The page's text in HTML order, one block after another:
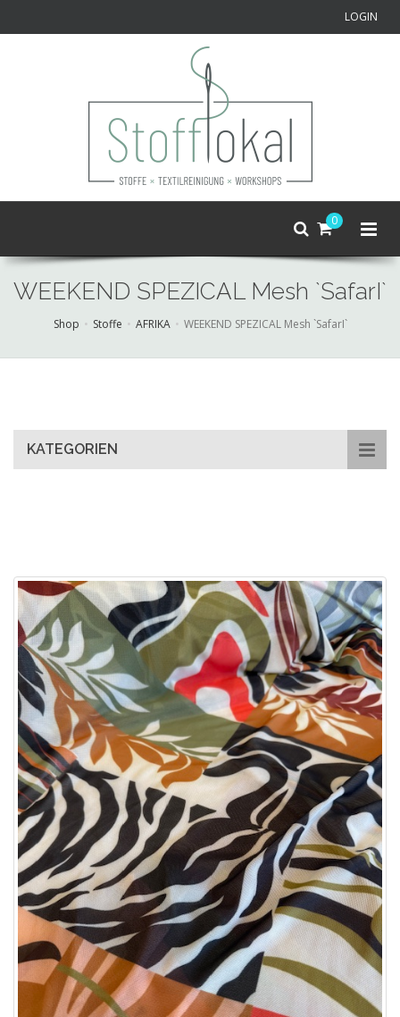
LOGIN
0
WEEKEND SPEZICAL Mesh `SafarI`
Shop Stoffe AFRIKA WEEKEND SPEZICAL Mesh `SafarI`
KATEGORIEN